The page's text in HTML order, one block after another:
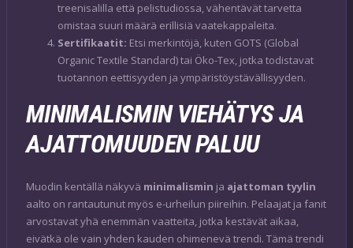
treenisalilla että pelistudiossa, vähentävät tarvetta
omistaa suuri määrä erillisiä vaatekappaleita.
Sertifikaatit: Etsi merkintöjä, kuten GOTS (Global
Organic Textile Standard) tai Öko-Tex, jotka todistavat
tuotannon eettisyyden ja ympäristöystävällisyyden.
MINIMALISMIN VIEHÄTYS JA
AJATTOMUUDEN PALUU
Muodin kentällä näkyvä minimalismin ja ajattoman tyylin
aalto on rantautunut myös e-urheilun piireihin. Pelaajat ja fanit
arvostavat yhä enemmän vaatteita, jotka kestävät aikaa,
eivätkä ole vain yhden kauden ohimenevä trendi. Tämä trendi